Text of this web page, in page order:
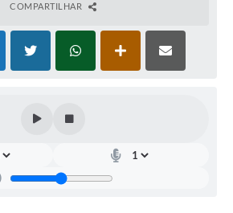
COMPARTILHAR